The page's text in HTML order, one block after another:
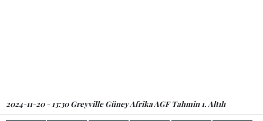
2024-11-20 - 13:30 Greyville Güney Afrika AGF Tahmin 1. Altılı